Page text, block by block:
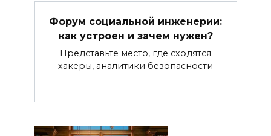
Форум социальной инженерии:
как устроен и зачем нужен?
Представьте место, где сходятся
хакеры, аналитики безопасности